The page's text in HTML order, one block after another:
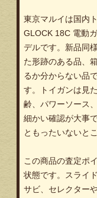
東京マルイは国内
GLOCK 18C 電動
デルです。新品同
た形跡のある品、
るか分からない品
す。トイガンは見
齢、パワーソース
細かい確認が大事
ともったいないと
この商品の査定ポ
状態です。スライ
サビ、セレクター